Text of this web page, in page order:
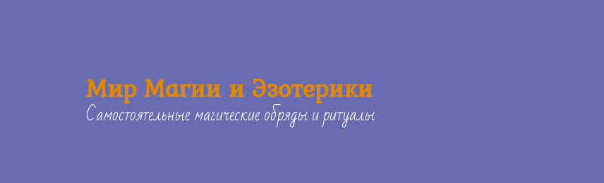
Мир Магии и Эзотерики
Самостоятельные магические обряды и ритуалы